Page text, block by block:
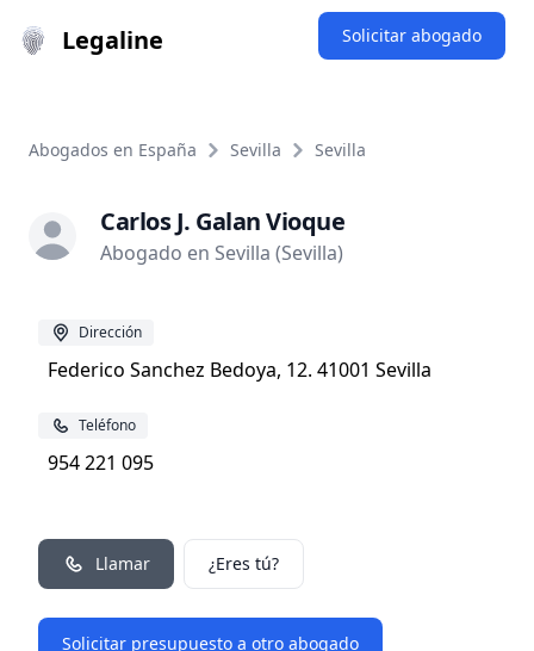
Legaline Solicitar abogado
Abogados en España Sevilla Sevilla
Carlos J. Galan Vioque
Abogado en Sevilla (Sevilla)
Dirección
Federico Sanchez Bedoya, 12. 41001 Sevilla
Teléfono
954 221 095
Llamar ¿Eres tú?
Solicitar presupuesto a otro abogado